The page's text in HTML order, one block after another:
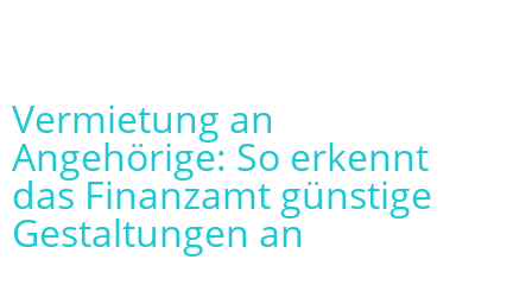
Vermietung an
Angehörige: So erkennt
das Finanzamt günstige
Gestaltungen an